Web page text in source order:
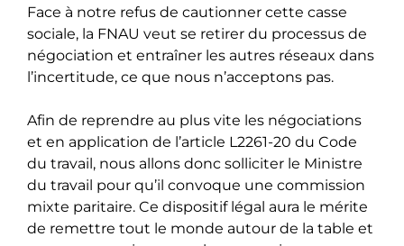
Face à notre refus de cautionner cette casse
sociale, la FNAU veut se retirer du processus de
négociation et entraîner les autres réseaux dans
l’incertitude, ce que nous n’acceptons pas.
Afin de reprendre au plus vite les négociations
et en application de l’article L2261-20 du Code
du travail, nous allons donc solliciter le Ministre
du travail pour qu’il convoque une commission
mixte paritaire. Ce dispositif légal aura le mérite
de remettre tout le monde autour de la table et